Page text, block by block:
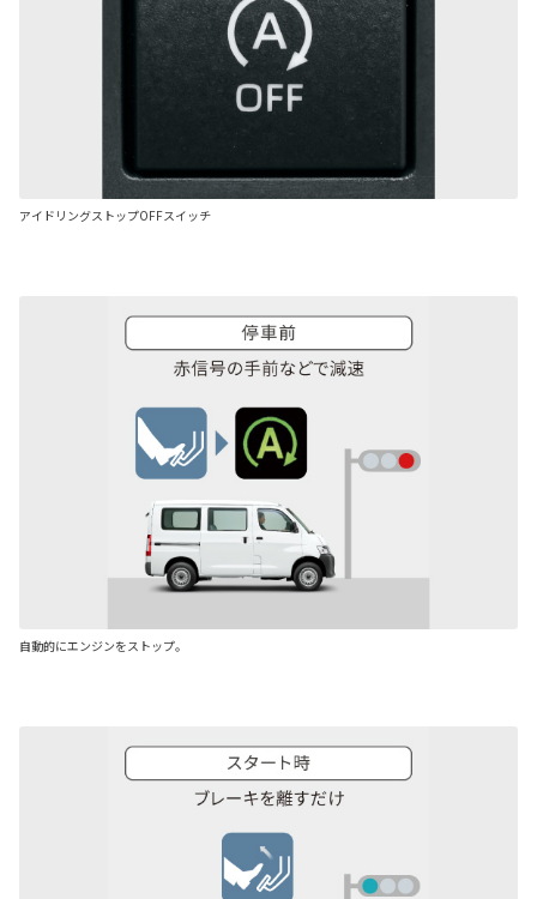
アイドリングストップOFFスイッチ
自動的にエンジンをストップ。